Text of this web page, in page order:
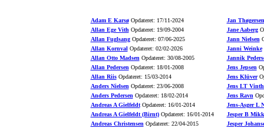
Adam E KarsøOpdateret: 17/11-2024
Allan Ege Vith Opdateret: 19/09-2004
Allan FuglsangOpdateret: 07/06-2025
Allan KornvalOpdateret: 02/02-2026
Allan Otto Madsen Opdateret: 30/08-2005
Allan Pedersen Opdateret: 18/01-2008
Allan RiisOpdateret: 15/03-2014
Anders Nielsen Opdateret: 23/06-2008
Anders Pedersen Opdateret: 18/02-2014
Andreas A GielfeldtOpdateret: 16/01-2014
Andreas A Gielfeldt (Birnt)Opdateret: 16/01-2014
Andreas Christensen Opdateret: 22/04-2015
Jan Thøgersen
Jane Aaberg
Jann Nielsen
Janni Weinke
Jannik
Jens Jepsen
Jens Klüver
Jens LT
Jens Ravn
Jens-Asger L
Jesper B
Jesper